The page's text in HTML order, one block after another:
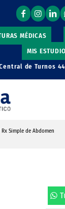
MÉDICAS
MIS
de Turnos
Rx Simple de Abdomen